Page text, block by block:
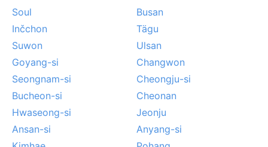
Soul
Busan
Inčchon
Tägu
Suwon
Ulsan
Goyang-si
Changwon
Seongnam-si
Cheongju-si
Bucheon-si
Cheonan
Hwaseong-si
Jeonju
Ansan-si
Anyang-si